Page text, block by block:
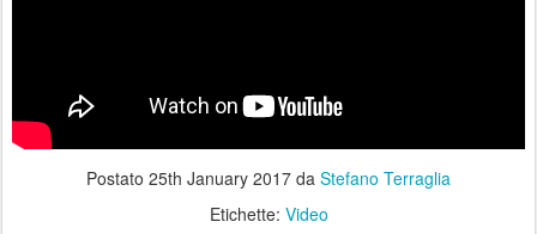
Postato 25th January 2017 da Stefano Terraglia
Etichette: Video